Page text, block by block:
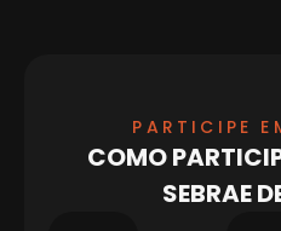
PARTICIPE
COMO
SEBRAE